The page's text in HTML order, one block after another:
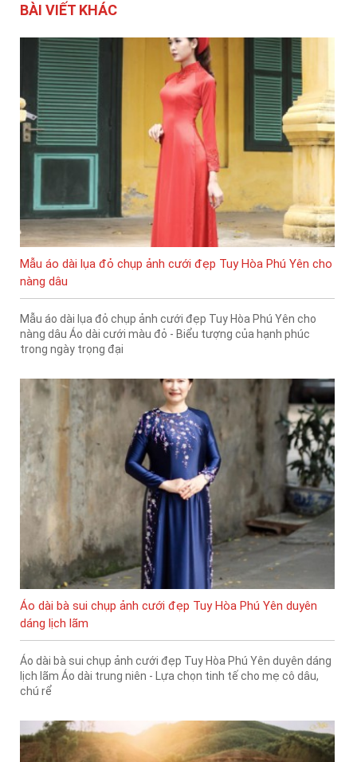
BÀI VIẾT KHÁC
Mẫu áo dài lụa đỏ chụp ảnh cưới đẹp Tuy Hòa Phú Yên cho
nàng dâu
Mẫu áo dài lụa đỏ chụp ảnh cưới đẹp Tuy Hòa Phú Yên cho
nàng dâu Áo dài cưới màu đỏ - Biểu tượng của hạnh phúc
trong ngày trọng đại
Áo dài bà sui chụp ảnh cưới đẹp Tuy Hòa Phú Yên duyên
dáng lịch lãm
Áo dài bà sui chụp ảnh cưới đẹp Tuy Hòa Phú Yên duyên dáng
lịch lãm Áo dài trung niên - Lựa chọn tinh tế cho mẹ cô dâu,
chú rể